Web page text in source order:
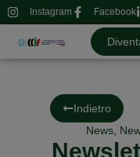
Instagram Facebook
Indietro
News